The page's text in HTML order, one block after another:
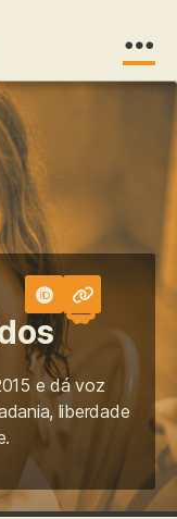
e dá voz
liberdade